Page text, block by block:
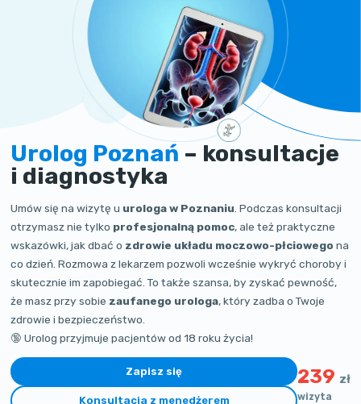
Urolog Poznań – konsultacje
i diagnostyka
Umów się na wizytę u urologa w Poznaniu. Podczas konsultacji
otrzymasz nie tylko profesjonalną pomoc, ale też praktyczne
wskazówki, jak dbać o zdrowie układu moczowo-płciowego na
co dzień. Rozmowa z lekarzem pozwoli wcześnie wykryć choroby i
skutecznie im zapobiegać. To także szansa, by zyskać pewność,
że masz przy sobie zaufanego urologa, który zadba o Twoje
zdrowie i bezpieczeństwo.
🔞 Urolog przyjmuje pacjentów od 18 roku życia!
Zapisz się
Konsultacja z menedżerem
239 zł
wizyta